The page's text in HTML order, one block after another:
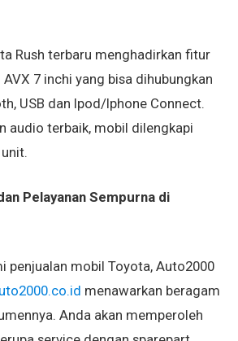
Rush terbaru menghadirkan fitur
7 inchi yang bisa dihubungkan
USB dan Ipod/Iphone Connect.
audio terbaik, mobil dilengkapi
Pelayanan Sempurna di
penjualan mobil Toyota, Auto2000
menawarkan beragam
Anda akan memperoleh